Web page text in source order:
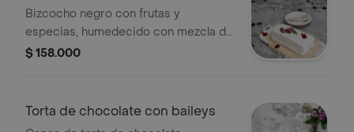
Bizcocho negro con frutas y
especias, humedecido con mezcla de
licores, 11 porciones.
$ 158.000
Torta de chocolate con baileys